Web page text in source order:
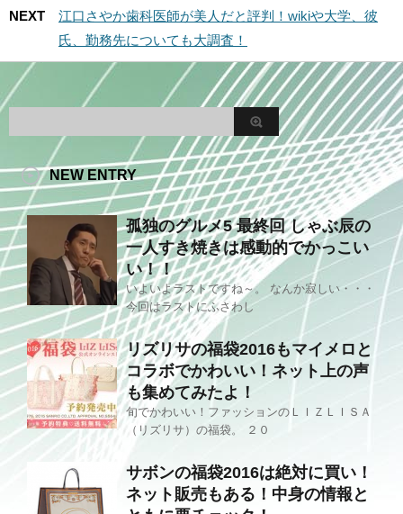
NEXT
江口さやか歯科医師が美人だと評判！wikiや大学、彼
氏、勤務先についても大調査！
NEW ENTRY
孤独のグルメ5 最終回 しゃぶ辰の
一人すき焼きは感動的でかっこい
い！！
いよいよラストですね～。 なんか寂しい・・・
今回はラストにふさわし
リズリサの福袋2016もマイメロと
コラボでかわいい！ネット上の声
も集めてみたよ！
旬でかわいい！ファッションのＬＩＺＬＩＳＡ
（リズリサ）の福袋。 ２０
サボンの福袋2016は絶対に買い！
ネット販売もある！中身の情報と